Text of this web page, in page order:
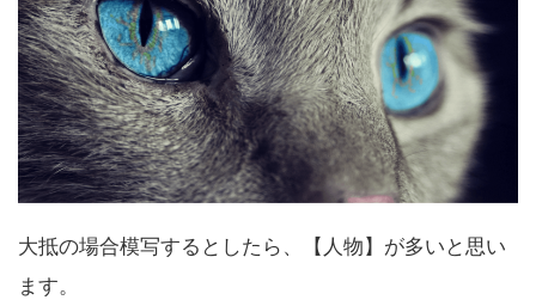
大抵の場合模写するとしたら、【人物】が多いと思い
ます。